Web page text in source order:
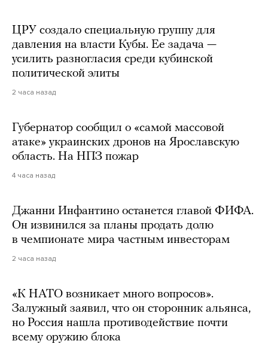
ЦРУ создало специальную группу для
давления на власти Кубы. Ее задача —
усилить разногласия среди кубинской
политической элиты
2 часа назад
Губернатор сообщил о «самой массовой
атаке» украинских дронов на Ярославскую
область. На НПЗ пожар
4 часа назад
Джанни Инфантино останется главой ФИФА.
Он извинился за планы продать долю
в чемпионате мира частным инвесторам
2 часа назад
«К НАТО возникает много вопросов».
Залужный заявил, что он сторонник альянса,
но Россия нашла противодействие почти
всему оружию блока